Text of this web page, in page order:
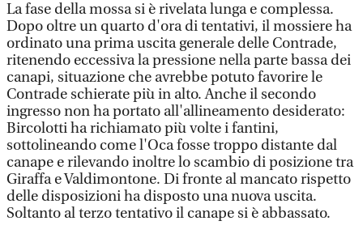
La fase della mossa si è rivelata lunga e complessa.
Dopo oltre un quarto d'ora di tentativi, il mossiere ha
ordinato una prima uscita generale delle Contrade,
ritenendo eccessiva la pressione nella parte bassa dei
canapi, situazione che avrebbe potuto favorire le
Contrade schierate più in alto. Anche il secondo
ingresso non ha portato all'allineamento desiderato:
Bircolotti ha richiamato più volte i fantini,
sottolineando come l'Oca fosse troppo distante dal
canape e rilevando inoltre lo scambio di posizione tra
Giraffa e Valdimontone. Di fronte al mancato rispetto
delle disposizioni ha disposto una nuova uscita.
Soltanto al terzo tentativo il canape si è abbassato.